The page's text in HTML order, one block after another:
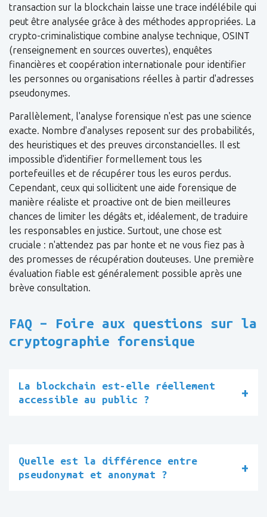
transaction sur la blockchain laisse une trace indélébile qui
peut être analysée grâce à des méthodes appropriées. La
crypto-criminalistique combine analyse technique, OSINT
(renseignement en sources ouvertes), enquêtes
financières et coopération internationale pour identifier
les personnes ou organisations réelles à partir d'adresses
pseudonymes.
Parallèlement, l'analyse forensique n'est pas une science
exacte. Nombre d'analyses reposent sur des probabilités,
des heuristiques et des preuves circonstancielles. Il est
impossible d'identifier formellement tous les
portefeuilles et de récupérer tous les euros perdus.
Cependant, ceux qui sollicitent une aide forensique de
manière réaliste et proactive ont de bien meilleures
chances de limiter les dégâts et, idéalement, de traduire
les responsables en justice. Surtout, une chose est
cruciale : n'attendez pas par honte et ne vous fiez pas à
des promesses de récupération douteuses. Une première
évaluation fiable est généralement possible après une
brève consultation.
FAQ – Foire aux questions sur la
cryptographie forensique
La blockchain est-elle réellement
accessible au public ?
Quelle est la différence entre
pseudonymat et anonymat ?